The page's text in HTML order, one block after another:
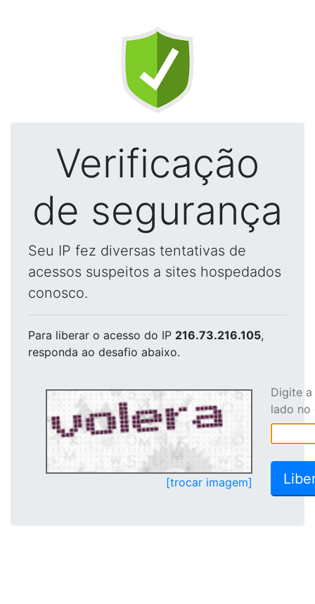
Verificação
de segurança
Seu IP fez diversas tentativas de
acessos suspeitos a sites hospedados
conosco.
Para liberar o acesso do IP 216.73.216.105,
responda ao desafio abaixo.
[trocar imagem]
Digite
lado no